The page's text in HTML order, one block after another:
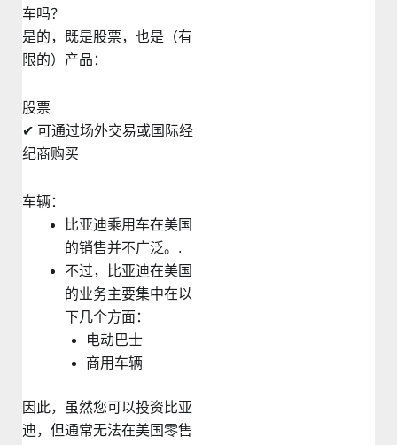
车吗？
是的，既是股票，也是（有
限的）产品：
股票
✔ 可通过场外交易或国际经
纪商购买
车辆：
比亚迪乘用车在美国
的销售并不广泛。.
不过，比亚迪在美国
的业务主要集中在以
下几个方面：
电动巴士
商用车辆
因此，虽然您可以投资比亚
迪，但通常无法在美国零售